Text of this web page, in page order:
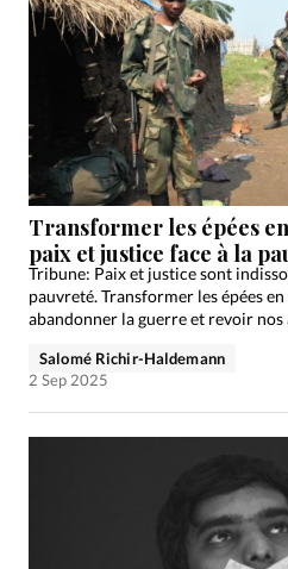
Transformer les épées
paix et justice face à la
Tribune: Paix et justice sont
pauvreté. Transformer les épées en
abandonner la guerre et revoir nos
Salomé Richir-Haldemann
2 Sep 2025